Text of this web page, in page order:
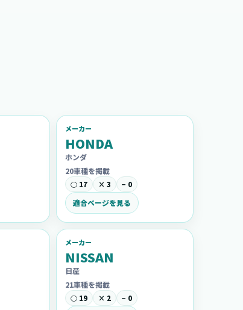
メーカー
HONDA
ホンダ
20車種を掲載
○ 17 × 3 − 0
適合ページを見る
メーカー
NISSAN
日産
21車種を掲載
○ 19 × 2 − 0